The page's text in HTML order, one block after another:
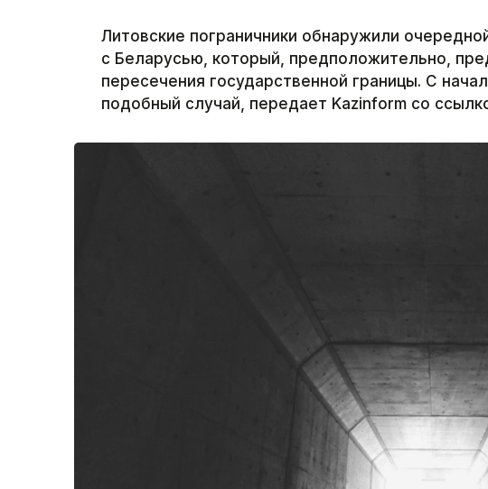
Литовские пограничники обнаружили
с Беларусью, который, предположительно,
пересечения государственной границы. С
подобный случай, передает Kazinform со